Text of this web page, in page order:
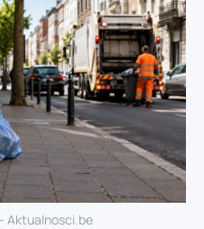
Aktualnosci.be